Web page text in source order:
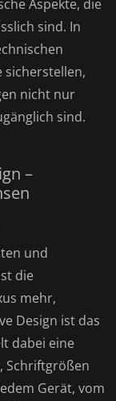
Aspekte, die
sind. In
sicherstellen,
nicht nur
sind.
–
und
die
mehr,
Design ist das
dabei eine
Schriftgrößen
Gerät, vom